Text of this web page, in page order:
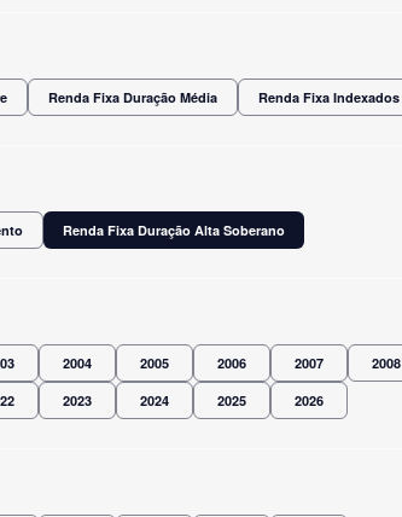
Renda Fixa Duração Média Renda Fixa Indexados
Renda Fixa Duração Alta Soberano
2004 2005 2006 2007 2008
2023 2024 2025 2026